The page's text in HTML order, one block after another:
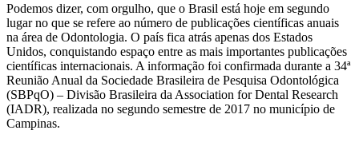
Podemos dizer, com orgulho, que o Brasil está hoje em segundo
lugar no que se refere ao número de publicações científicas anuais
na área de Odontologia. O país fica atrás apenas dos Estados
Unidos, conquistando espaço entre as mais importantes publicações
científicas internacionais. A informação foi confirmada durante a 34ª
Reunião Anual da Sociedade Brasileira de Pesquisa Odontológica
(SBPqO) – Divisão Brasileira da Association for Dental Research
(IADR), realizada no segundo semestre de 2017 no município de
Campinas.